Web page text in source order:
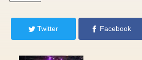
Twitter Facebook